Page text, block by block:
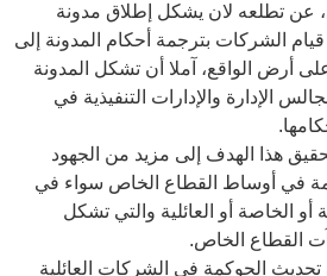
عن تطلعه لان يشكل إطلاق مدونة
الشركات بترجمة أحكام المدونة إلى
أرض الواقع، آملا أن تشكل المدونة
الإدارة والإدارات التنفيذية في
هذا الهدف إلى مزيد من الجهود
في أوساط القطاع الخاص سواء في
الخاصة أو العائلية والتي تشكل
القطاع الخاص.
الحوكمة في الشركات العائلية